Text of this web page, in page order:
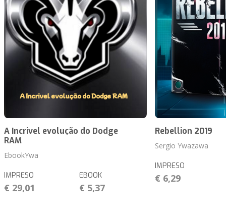
A Incrivel evolução do Dodge
RAM
EbookYwa
IMPRESO
€ 29,01
EBOOK
€ 5,37
Rebellion 2019
Sergio Ywazawa
IMPRESO
€ 6,29